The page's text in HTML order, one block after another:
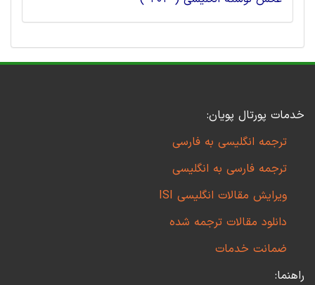
خدمات پورتال پویان:
ترجمه انگلیسی به فارسی
ترجمه فارسی به انگلیسی
ویرایش مقالات انگلیسی ISI
دانلود مقالات ترجمه شده
ضمانت خدمات
راهنما: